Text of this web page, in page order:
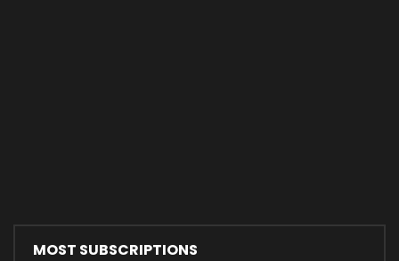
MOST SUBSCRIPTIONS